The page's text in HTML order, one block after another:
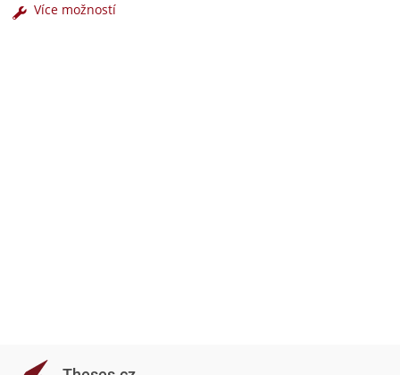
Více možností